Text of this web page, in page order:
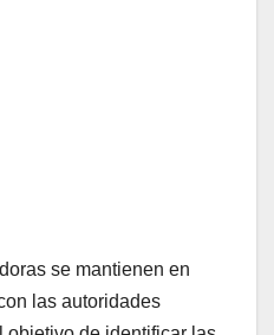
se mantienen en
las autoridades